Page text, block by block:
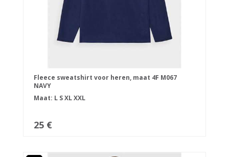
Fleece sweatshirt voor heren, maat 4F M067
NAVY
Maat: L SXLXXL
25 €